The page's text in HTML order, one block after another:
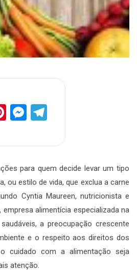
Pinterest
Messenger
para quem decide levar um tipo
ou estilo de vida, que exclua a carne
Cyntia Maureen, nutricionista e
alimentícia especializada na
a preocupação crescente
e o respeito aos direitos dos
cuidado com a alimentação seja
atenção.